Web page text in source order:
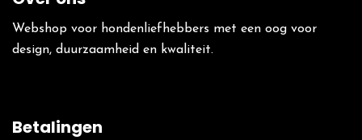
Webshop voor hondenliefhebbers met een oog voor
design, duurzaamheid en kwaliteit.
Betalingen